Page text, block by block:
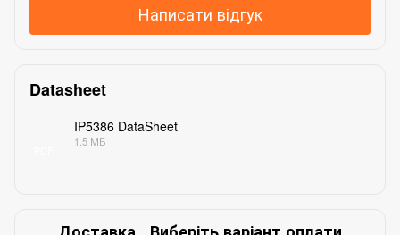
Написати відгук
Datasheet
IP5386 DataSheet
1.5 МБ